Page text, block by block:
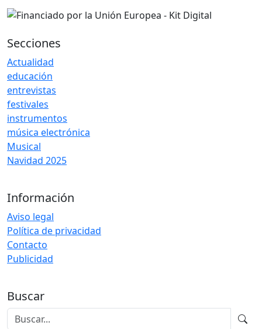
Secciones
Actualidad
educación
entrevistas
festivales
instrumentos
música electrónica
Musical
Navidad 2025
Información
Aviso legal
Política de privacidad
Contacto
Publicidad
Buscar